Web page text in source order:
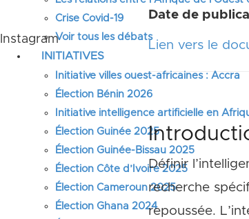
Instagram
Crise Covid-19
Voir tous les débats
INITIATIVES
Initiative villes ouest-africaines : Accra
Élection Bénin 2026
Initiative intelligence artificielle en
Élection Guinée 2025
Élection Guinée-Bissau 2025
Élection Côte d’Ivoire 2025
Élection Cameroun 2025
Élection Ghana 2024
Date de
Lien vers le
Définir
recherche
repoussée.